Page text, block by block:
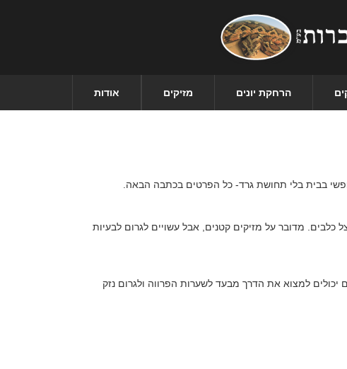
אודות מזיקים הרחקת יונים
בבית בלי תחושת גרד- כל הפרטים בכתבה הבאה.
מדובר על מזיקים קטנים, אבל עשויים לגרום לבעיות
למצוא את הדרך מבעד לשערות הפרווה ולגרום נזק